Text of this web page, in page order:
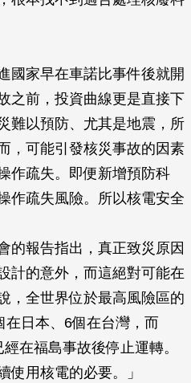
國家早在車諾比事件後就開
之前，投資曲線更是直接下
難以預防、尤其是地震，所
，可能引發核災事故的因素
作疏失。即便新增預防科
作疏失風險。所以核電安全
的報告指出，真正致災原因
計的意外，而這絕對可能在
，全世界位於最高風險區的
在日本、6個在台灣，而
在福島事故後停止運轉。
使用核電的必要。」